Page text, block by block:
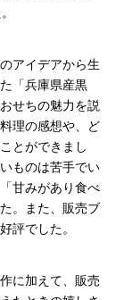
アイデアから生
「兵庫県産黒
せちの魅力を説
理の感想や、ど
とができまし
ものは苦手でい
甘みがあり食べ
。また、販売ブ
評でした。
に加えて、販売